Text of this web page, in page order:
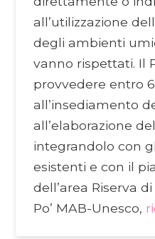
all’utilizzazione
degli ambienti
vanno rispettati. Il
provvedere entro
all’insediamento
all’elaborazione
integrandolo con
esistenti e con il
dell’area Riserva
Po’ MAB-Unesco,